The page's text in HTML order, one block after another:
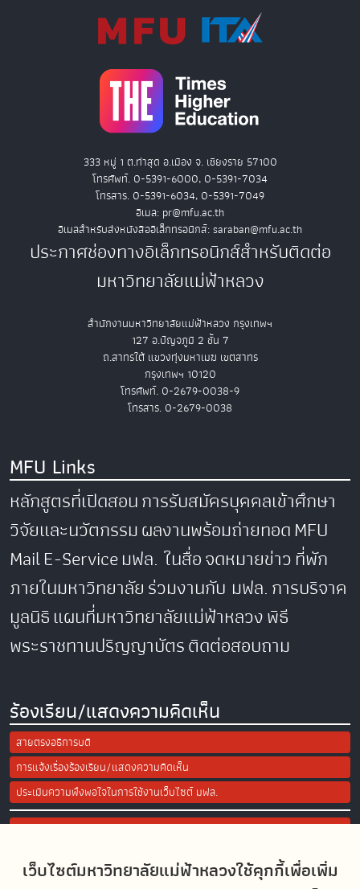
เว็บไซต์มหาวิทยาลัยแม่ฟ้าหลวงใช้คุกกี้เพื่อเพิ่ม
333 หมู่ 1 ต.ท่าสุด อ.เมือง จ. เชียงราย 57100
โทรศัพท์. 0-5391-6000, 0-5391-7034
โทรสาร. 0-5391-6034, 0-5391-7049
อีเมล: pr@mfu.ac.th
อีเมลสำหรับส่งหนังสืออิเล็กทรอนิกส์: saraban@mfu.ac.th
ประกาศช่องทางอิเล็กทรอนิกส์สำหรับติดต่อ
มหาวิทยาลัยแม่ฟ้าหลวง
สำนักงานมหาวิทยาลัยแม่ฟ้าหลวง กรุงเทพฯ
127 อ.ปัญจภูมิ 2 ชั้น 7
ถ.สาทรใต้ แขวงทุ่งมหาเมฆ เขตสาทร
กรุงเทพฯ 10120
โทรศัพท์. 0-2679-0038-9
โทรสาร. 0-2679-0038
MFU Links
หลักสูตรที่เปิดสอนการรับสมัครบุคคลเข้าศึกษา
วิจัยและนวัตกรรมผลงานพร้อมถ่ายทอดMFU
MailE-Serviceมฟล. ในสื่อจดหมายข่าวที่พัก
ภายในมหาวิทยาลัยร่วมงานกับ มฟล.การบริจาค
มูลนิธิแผนที่มหาวิทยาลัยแม่ฟ้าหลวงพิธี
พระราชทานปริญญาบัตรติดต่อสอบถาม
ร้องเรียน/แสดงความคิดเห็น
สายตรงอธิการบดี
การแจ้งเรื่องร้องเรียน/แสดงความคิดเห็น
ประเมินความพึงพอใจในการใช้งานเว็บไซต์ มฟล.
Site Map